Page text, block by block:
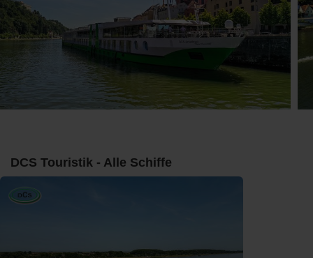
DCS Touristik - Alle Schiffe